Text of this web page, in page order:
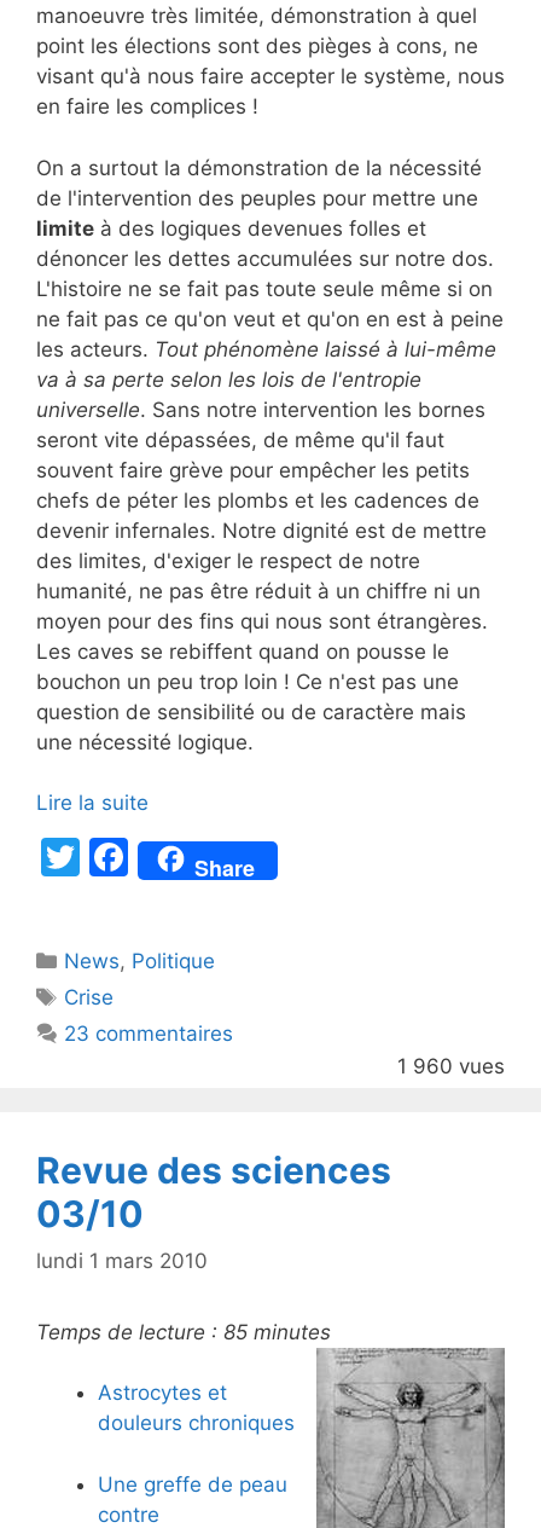
manoeuvre très limitée, démonstration à quel
point les élections sont des pièges à cons, ne
visant qu'à nous faire accepter le système, nous
en faire les complices !
On a surtout la démonstration de la nécessité
de l'intervention des peuples pour mettre une
limite à des logiques devenues folles et
dénoncer les dettes accumulées sur notre dos.
L'histoire ne se fait pas toute seule même si on
ne fait pas ce qu'on veut et qu'on en est à peine
les acteurs. Tout phénomène laissé à lui-même
va à sa perte selon les lois de l'entropie
universelle. Sans notre intervention les bornes
seront vite dépassées, de même qu'il faut
souvent faire grève pour empêcher les petits
chefs de péter les plombs et les cadences de
devenir infernales. Notre dignité est de mettre
des limites, d'exiger le respect de notre
humanité, ne pas être réduit à un chiffre ni un
moyen pour des fins qui nous sont étrangères.
Les caves se rebiffent quand on pousse le
bouchon un peu trop loin ! Ce n'est pas une
question de sensibilité ou de caractère mais
une nécessité logique.
Lire la suite
T
er
F
a
e
o
Share
Catégories
News, Politique
Étiquettes
Crise
23 commentaires
1 960 vues
Revue des sciences
03/10
lundi 1 mars 2010
Temps de lecture : 85 minutes
Astrocytes et
douleurs chroniques
Une greffe de peau
contre